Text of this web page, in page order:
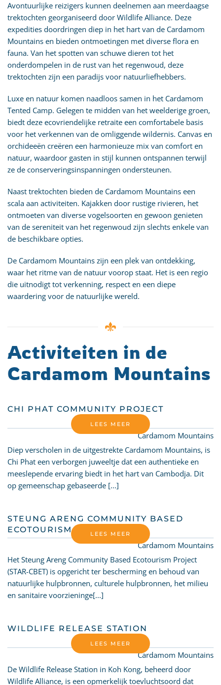
Avontuurlijke reizigers kunnen deelnemen aan meerdaagse
trektochten georganiseerd door Wildlife Alliance. Deze
expedities doordringen diep in het hart van de Cardamom
Mountains en bieden ontmoetingen met diverse flora en
fauna. Van het spotten van schuwe dieren tot het
onderdompelen in de rust van het regenwoud, deze
trektochten zijn een paradijs voor natuurliefhebbers.
Luxe en natuur komen naadloos samen in het Cardamom
Tented Camp. Gelegen te midden van het weelderige groen,
biedt deze ecovriendelijke retraite een comfortabele basis
voor het verkennen van de omliggende wildernis. Canvas en
orchideeën creëren een harmonieuze mix van comfort en
natuur, waardoor gasten in stijl kunnen ontspannen terwijl
ze de conserveringsinspanningen ondersteunen.
Naast trektochten bieden de Cardamom Mountains een
scala aan activiteiten. Kajakken door rustige rivieren, het
ontmoeten van diverse vogelsoorten en gewoon genieten
van de sereniteit van het regenwoud zijn slechts enkele van
de beschikbare opties.
De Cardamom Mountains zijn een plek van ontdekking,
waar het ritme van de natuur voorop staat. Het is een regio
die uitnodigt tot verkenning, respect en een diepe
waardering voor de natuurlijke wereld.
Activiteiten in de
Cardamom Mountains
CHI PHAT COMMUNITY PROJECT
Cardamom Mountains
LEES MEER
Diep verscholen in de uitgestrekte Cardamom Mountains, is
Chi Phat een verborgen juweeltje dat een authentieke en
meeslepende ervaring biedt in het hart van Cambodja. Dit
op gemeenschap gebaseerde [...]
STEUNG ARENG COMMUNITY BASED
ECOTOURISM PROJECT
Cardamom Mountains
LEES MEER
Het Steung Areng Community Based Ecotourism Project
(STAR-CBET) is opgericht ter bescherming en behoud van
natuurlijke hulpbronnen, culturele hulpbronnen, het milieu
en sanitaire voorzieninge[...]
WILDLIFE RELEASE STATION
Cardamom Mountains
LEES MEER
De Wildlife Release Station in Koh Kong, beheerd door
Wildlife Alliance, is een opmerkelijk toevluchtsoord dat